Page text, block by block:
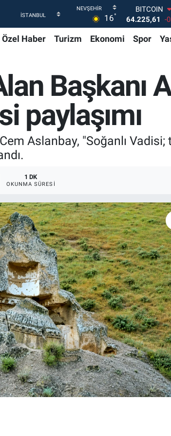
16°
DOLAR
47,7143
EURO
55,0317
-
6510.40
BİST100
BITCOIN
Özel Haber Turizm Ekonomi Spor
Başkanı
paylaşımı
Aslanbay, "Soğanlı Vadisi;
1 DK
OKUNMA SÜRESI